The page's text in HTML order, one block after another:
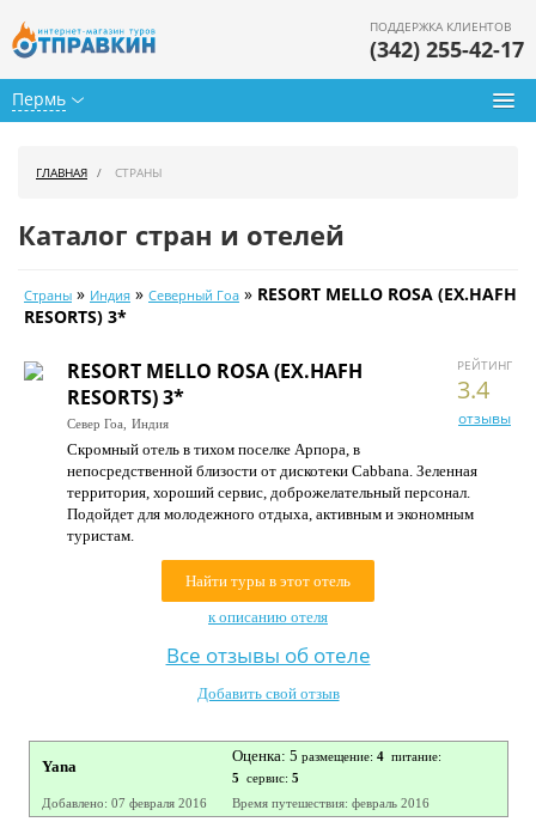
Пермь
ПОДДЕРЖКА КЛИЕНТОВ
(342) 255-42-17
Календарь туров
Цены дня
Страны
Как купить
О нас
ГЛАВНАЯ СТРАНЫ
Каталог стран и отелей
Страны » Индия » Северный Гоа » RESORT MELLO ROSA (EX.HAFH
RESORTS) 3*
РЕЙТИНГ
3.4
отзывы
RESORT MELLO ROSA (EX.HAFH
RESORTS) 3*
Север Гоа, Индия
Скромный отель в тихом поселке Арпора, в
непосредственной близости от дискотеки Cabbana. Зеленная
территория, хороший сервис, доброжелательный персонал.
Подойдет для молодежного отдыха, активным и экономным
туристам.
Найти туры в этот отель
к описанию отеля
Все отзывы об отеле
Добавить свой отзыв
Yana
Оценка: 5 размещение: 4питание:
5 сервис: 5
Добавлено: 07 февраля 2016
Время путешествия: февраль 2016